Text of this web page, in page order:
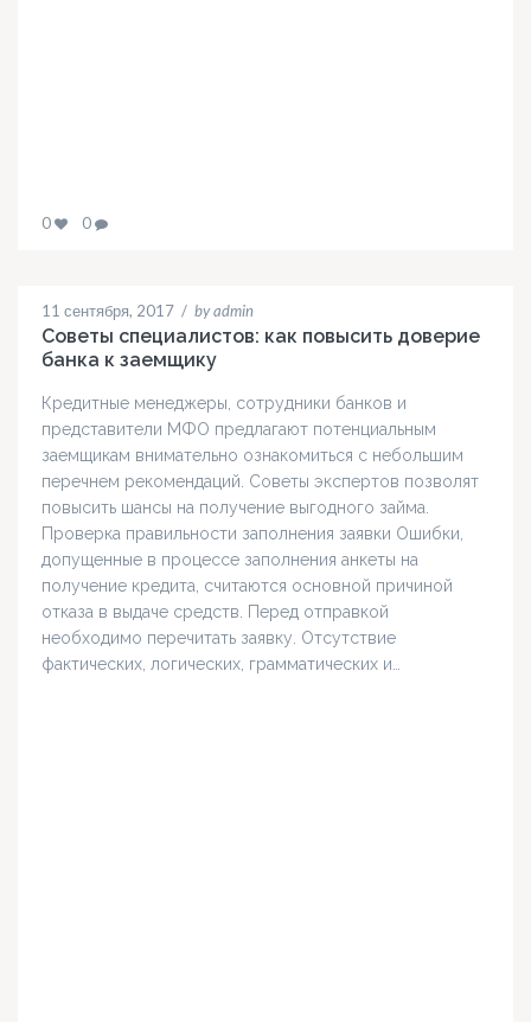
0 0
11 сентября, 2017 / by admin
Советы специалистов: как повысить доверие
банка к заемщику
Кредитные менеджеры, сотрудники банков и
представители МФО предлагают потенциальным
заемщикам внимательно ознакомиться с небольшим
перечнем рекомендаций. Советы экспертов позволят
повысить шансы на получение выгодного займа.
Проверка правильности заполнения заявки Ошибки,
допущенные в процессе заполнения анкеты на
получение кредита, считаются основной причиной
отказа в выдаче средств. Перед отправкой
необходимо перечитать заявку. Отсутствие
фактических, логических, грамматических и…